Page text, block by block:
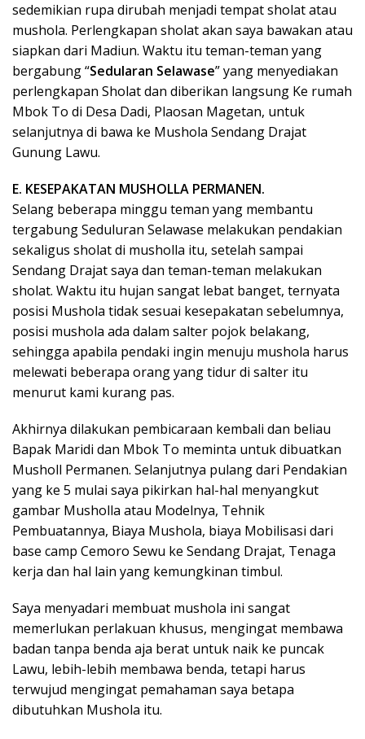
sedemikian rupa dirubah menjadi tempat sholat atau
mushola. Perlengkapan sholat akan saya bawakan atau
siapkan dari Madiun. Waktu itu teman-teman yang
bergabung “Sedularan Selawase” yang menyediakan
perlengkapan Sholat dan diberikan langsung Ke rumah
Mbok To di Desa Dadi, Plaosan Magetan, untuk
selanjutnya di bawa ke Mushola Sendang Drajat
Gunung Lawu.
E. KESEPAKATAN MUSHOLLA PERMANEN.
Selang beberapa minggu teman yang membantu
tergabung Seduluran Selawase melakukan pendakian
sekaligus sholat di musholla itu, setelah sampai
Sendang Drajat saya dan teman-teman melakukan
sholat. Waktu itu hujan sangat lebat banget, ternyata
posisi Mushola tidak sesuai kesepakatan sebelumnya,
posisi mushola ada dalam salter pojok belakang,
sehingga apabila pendaki ingin menuju mushola harus
melewati beberapa orang yang tidur di salter itu
menurut kami kurang pas.
Akhirnya dilakukan pembicaraan kembali dan beliau
Bapak Maridi dan Mbok To meminta untuk dibuatkan
Musholl Permanen. Selanjutnya pulang dari Pendakian
yang ke 5 mulai saya pikirkan hal-hal menyangkut
gambar Musholla atau Modelnya, Tehnik
Pembuatannya, Biaya Mushola, biaya Mobilisasi dari
base camp Cemoro Sewu ke Sendang Drajat, Tenaga
kerja dan hal lain yang kemungkinan timbul.
Saya menyadari membuat mushola ini sangat
memerlukan perlakuan khusus, mengingat membawa
badan tanpa benda aja berat untuk naik ke puncak
Lawu, lebih-lebih membawa benda, tetapi harus
terwujud mengingat pemahaman saya betapa
dibutuhkan Mushola itu.